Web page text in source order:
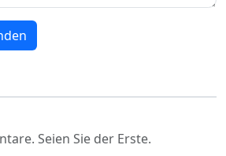
Seien Sie der Erste.